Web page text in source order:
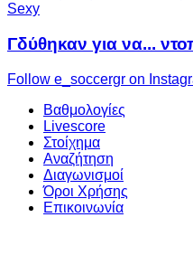
Sexy
Γδύθηκαν για να...
Follow e_soccergr on
Βαθμολογίες
Livescore
Στοίχημα
Αναζήτηση
Διαγωνισμοί
Όροι Χρήσης
Επικοινωνία